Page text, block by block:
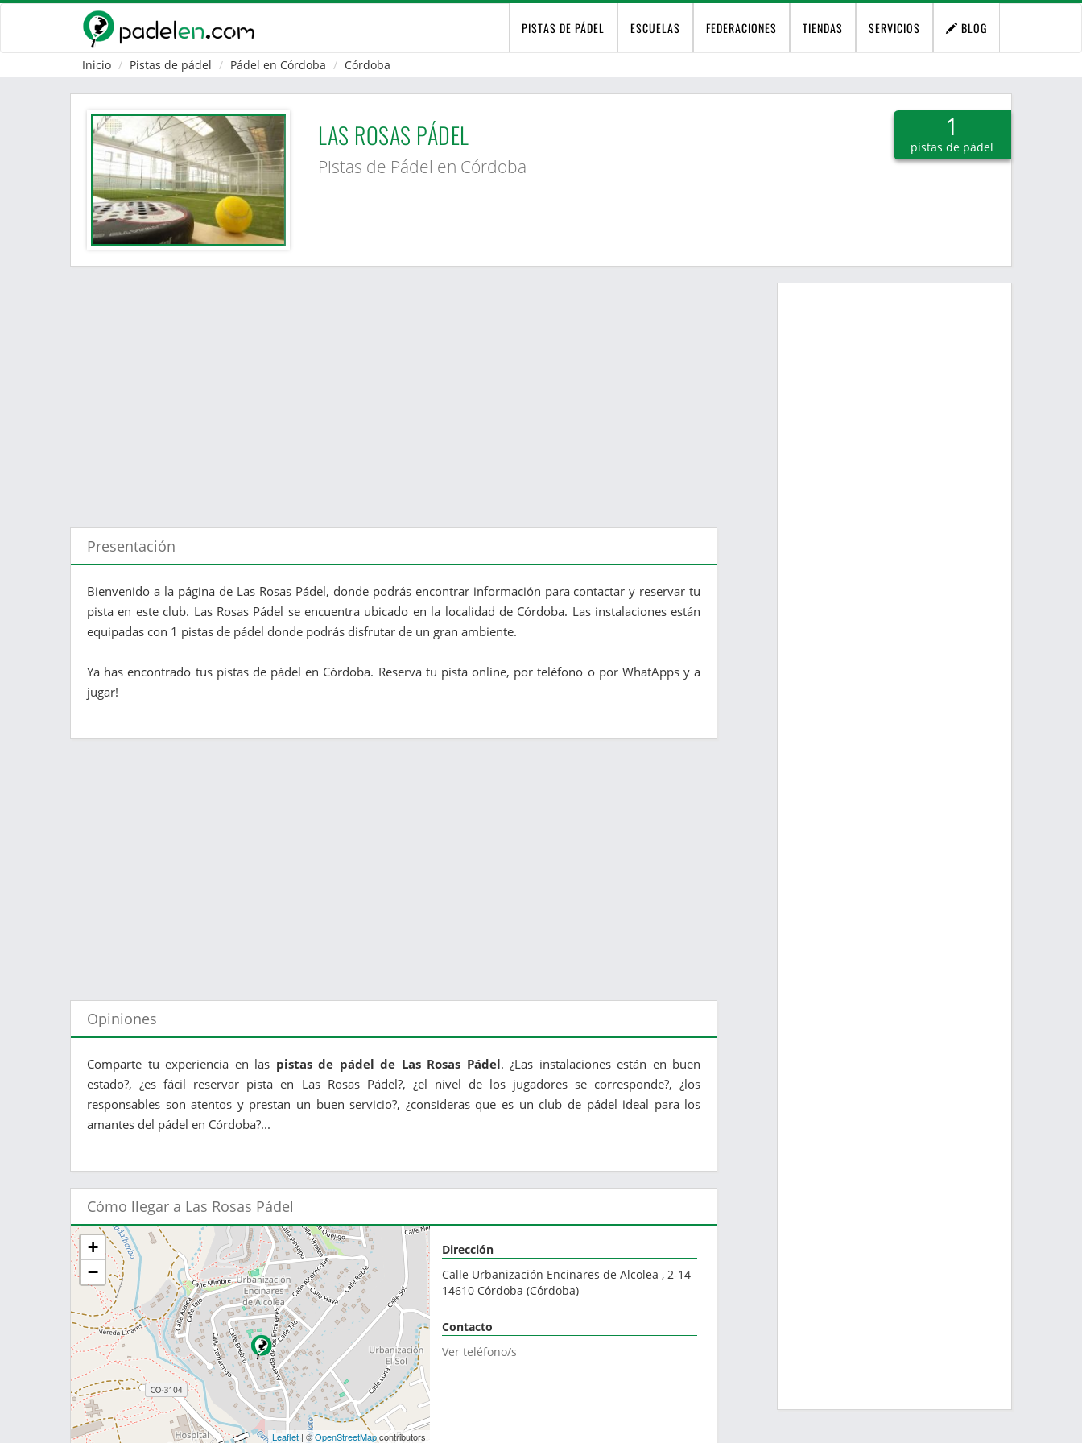
PISTAS DE PÁDEL ESCUELAS FEDERACIONES TIENDAS SERVICIOS BLOG
Inicio Pistas de pádel Pádel en Córdoba Córdoba
LAS ROSAS PÁDEL
Pistas de Pádel en Córdoba
1
pistas de pádel
Presentación
Bienvenido a la página de Las Rosas Pádel, donde podrás encontrar información para contactar y reservar tu
pista en este club. Las Rosas Pádel se encuentra ubicado en la localidad de Córdoba. Las instalaciones están
equipadas con 1 pistas de pádel donde podrás disfrutar de un gran ambiente.
Ya has encontrado tus pistas de pádel en Córdoba. Reserva tu pista online, por teléfono o por WhatApps y a
jugar!
Opiniones
Comparte tu experiencia en las pistas de pádel de Las Rosas Pádel. ¿Las instalaciones están en buen
estado?, ¿es fácil reservar pista en Las Rosas Pádel?, ¿el nivel de los jugadores se corresponde?, ¿los
responsables son atentos y prestan un buen servicio?, ¿consideras que es un club de pádel ideal para los
amantes del pádel en Córdoba?...
Cómo llegar a Las Rosas Pádel
+
−
Leaflet | ©OpenStreetMapcontributors
Dirección
Calle Urbanización Encinares de Alcolea , 2-14
14610 Córdoba (Córdoba)
Contacto
Ver teléfono/s